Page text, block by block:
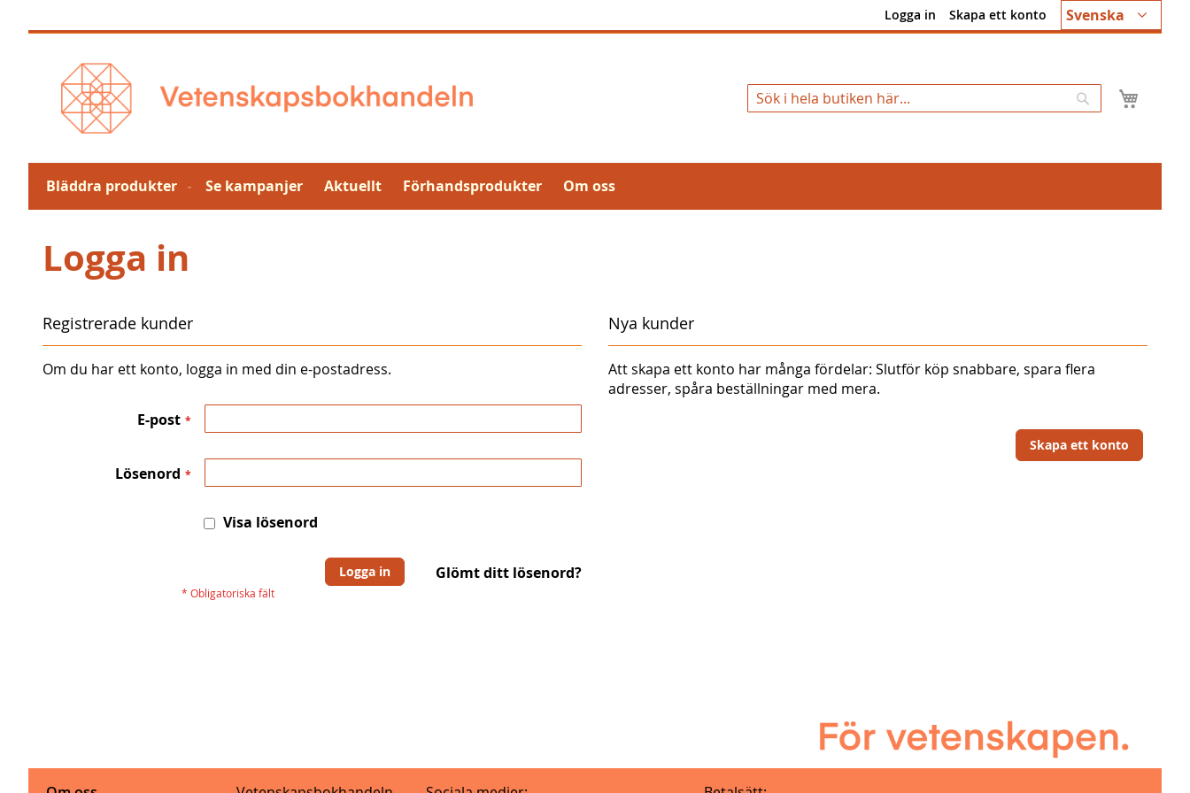
till
Språk
Svenska
Logga in Skapa ett konto
Sök
Bläddra produkter Se kampanjer Aktuellt Förhandsprodukter Om oss
Logga in
Registrerade kunder
Om du har ett konto, logga in med din e-postadress.
E-post
Lösenord
Visa lösenord
Logga in Glömt ditt lösenord?
Nya kunder
Att skapa ett konto har många fördelar: Slutför köp snabbare, spara flera
adresser, spåra beställningar med mera.
Skapa ett konto